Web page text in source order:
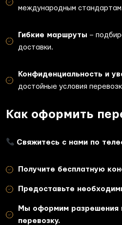
международным
Гибкие маршруты –
доставки.
Конфиденциальность и
достойные условия
Как оформить
Свяжитесь с нами по
Получите бесплатную
Предоставьте
Мы оформим разрешения
перевозку.